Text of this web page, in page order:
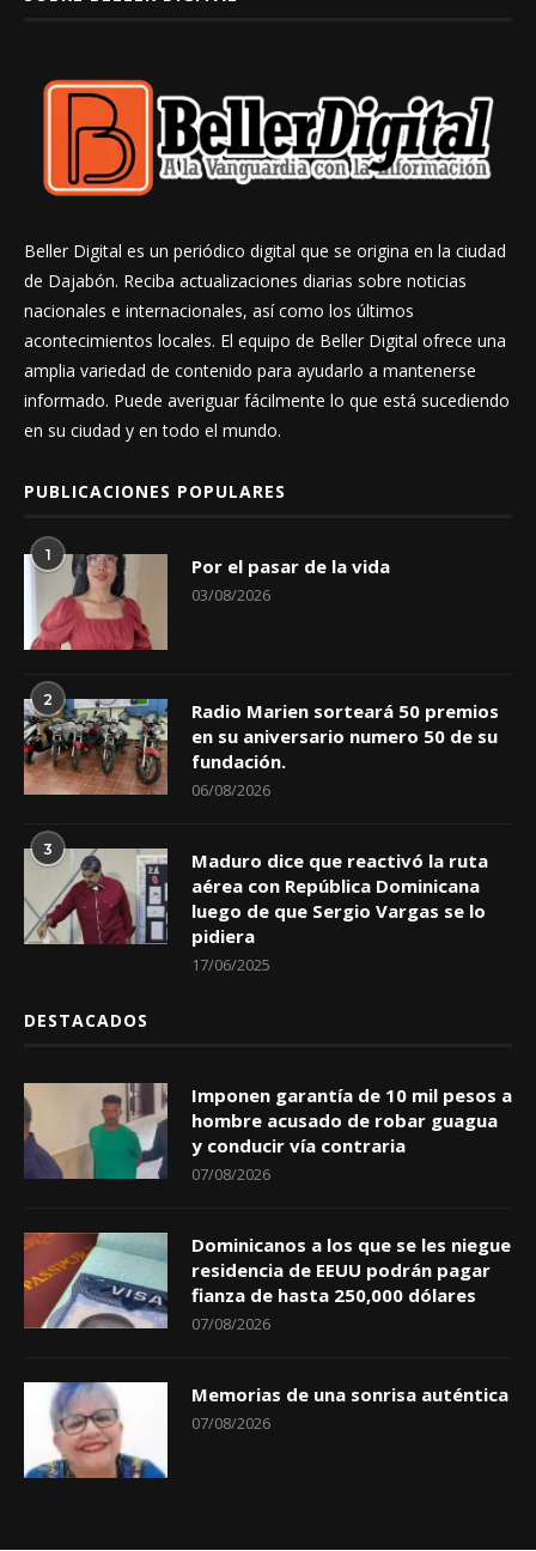
Beller Digital es un periódico digital que se origina en la ciudad
de Dajabón. Reciba actualizaciones diarias sobre noticias
nacionales e internacionales, así como los últimos
acontecimientos locales. El equipo de Beller Digital ofrece una
amplia variedad de contenido para ayudarlo a mantenerse
informado. Puede averiguar fácilmente lo que está sucediendo
en su ciudad y en todo el mundo.
PUBLICACIONES POPULARES
1 Por el pasar de la vida
03/08/2026
2
Radio Marien sorteará 50 premios
en su aniversario numero 50 de su
fundación.
06/08/2026
3
Maduro dice que reactivó la ruta
aérea con República Dominicana
luego de que Sergio Vargas se lo
pidiera
17/06/2025
DESTACADOS
Imponen garantía de 10 mil pesos a
hombre acusado de robar guagua
y conducir vía contraria
07/08/2026
Dominicanos a los que se les niegue
residencia de EEUU podrán pagar
fianza de hasta 250,000 dólares
07/08/2026
Memorias de una sonrisa auténtica
07/08/2026